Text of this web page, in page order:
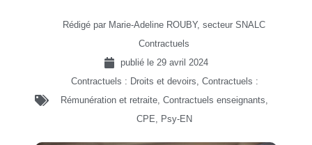
Rédigé par Marie-Adeline ROUBY, secteur SNALC
Contractuels
publié le 29 avril 2024
Contractuels : Droits et devoirs, Contractuels :
Rémunération et retraite, Contractuels enseignants,
CPE, Psy-EN